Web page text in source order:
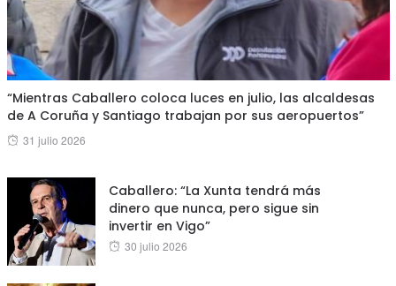
“Mientras Caballero coloca luces en julio, las alcaldesas
de A Coruña y Santiago trabajan por sus aeropuertos”
Posted
31 julio 2026
Caballero: “La Xunta tendrá más
dinero que nunca, pero sigue sin
invertir en Vigo”
Posted
30 julio 2026